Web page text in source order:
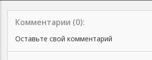
Комментарии (0):
Оставьте свой комментарий